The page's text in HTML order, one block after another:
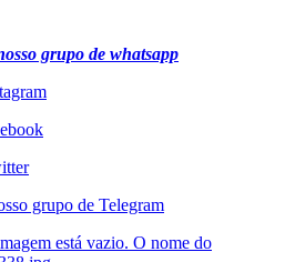
grupo de whatsapp
grupo de Telegram